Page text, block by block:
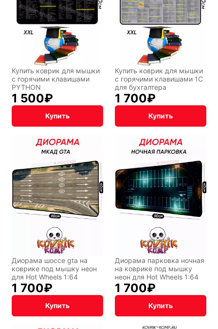
Купить коврик для мышки
с горячими клавишами
PYTHON
1 500₽
Купить
Купить коврик для мышки
с горячими клавишами 1С
для бухгалтера
1 700₽
Купить
Диорама шоссе gta на
коврике под мышку неон
для Hot Wheels 1:64
1 700₽
Купить
Диорама парковка ночная
на коврике под мышку
неон для Hot Wheels 1:64
1 700₽
Купить